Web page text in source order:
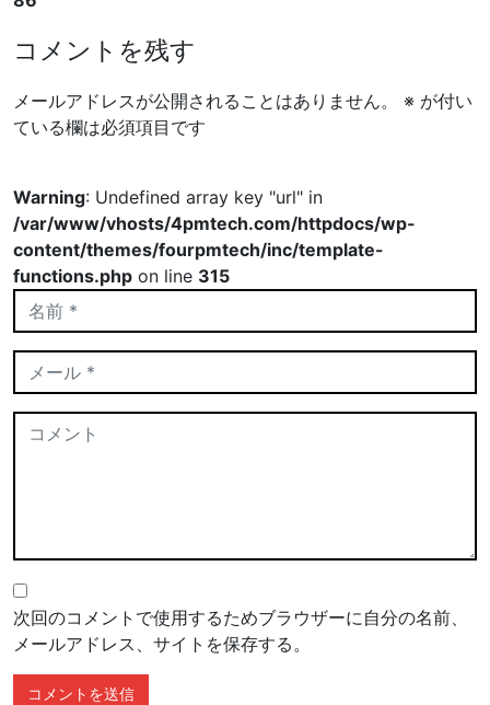
コメントを残す
メールアドレスが公開されることはありません。 ※ が付い
ている欄は必須項目です
Warning: Undefined array key "url" in
/var/www/vhosts/4pmtech.com/httpdocs/wp-
content/themes/fourpmtech/inc/template-
functions.php on line 315
次回のコメントで使用するためブラウザーに自分の名前、
メールアドレス、サイトを保存する。